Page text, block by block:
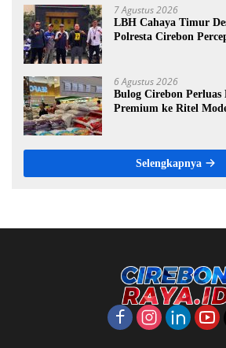
7 Agustus 2026
LBH Cahaya Timur
Polresta Cirebon
6 Agustus 2026
Bulog Cirebon Perluas
Premium ke Ritel
Selengkapnya